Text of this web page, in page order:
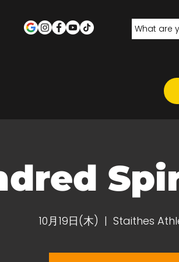
10月19日(木)
  |
Staithes